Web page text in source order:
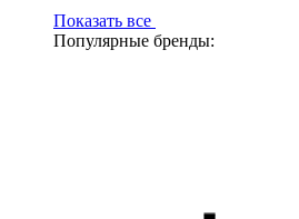
Показать все
Популярные бренды: